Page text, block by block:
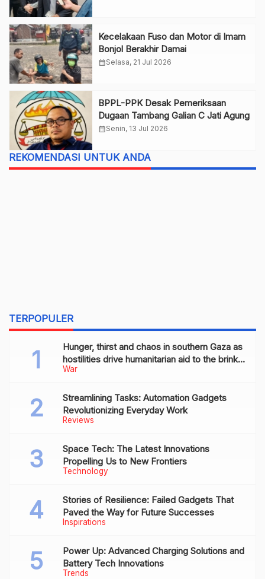
Kecelakaan Fuso dan Motor di Imam
Bonjol Berakhir Damai
calendar_monthSelasa, 21 Jul 2026
BPPL-PPK Desak Pemeriksaan
Dugaan Tambang Galian C Jati Agung
calendar_monthSenin, 13 Jul 2026
REKOMENDASI UNTUK ANDA
TERPOPULER
War
Hunger, thirst and chaos in southern Gaza as
hostilities drive humanitarian aid to the brink
of collapse
Reviews
Streamlining Tasks: Automation Gadgets
Revolutionizing Everyday Work
Technology
Space Tech: The Latest Innovations
Propelling Us to New Frontiers
Inspirations
Stories of Resilience: Failed Gadgets That
Paved the Way for Future Successes
Trends
Power Up: Advanced Charging Solutions and
Battery Tech Innovations